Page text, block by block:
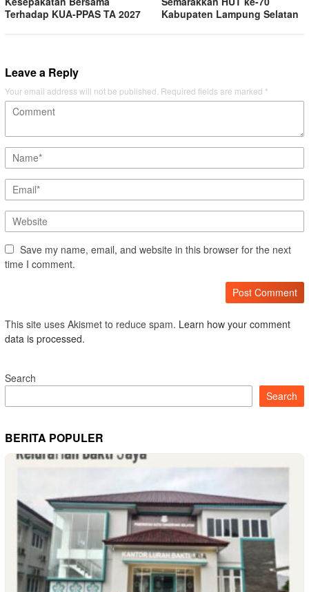
Terhadap KUA-PPAS TA 2027
Kabupaten Lampung Selatan
Leave a Reply
Your email address will not be published. Required fields are marked *
Save my name, email, and website in this browser for the next
time I comment.
This site uses Akismet to reduce spam. Learn how your comment
data is processed.
Search
Search
BERITA POPULER